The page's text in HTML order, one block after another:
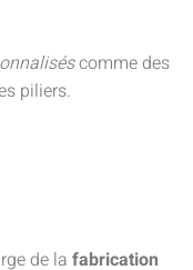
comme des
piliers.
de la fabrication